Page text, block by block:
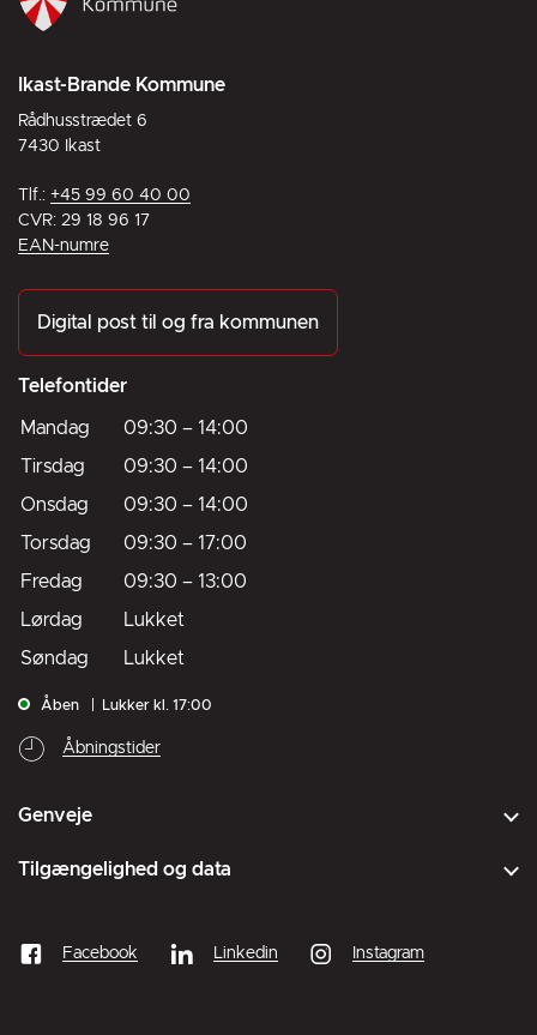
Ikast-Brande Kommune
Rådhusstrædet 6
7430 Ikast
Tlf.: +45 99 60 40 00
CVR: 29 18 96 17
EAN-numre
Digital post til og fra kommunen
Telefontider
Mandag 09:30 – 14:00
Tirsdag
09:30 – 14:00
Onsdag
09:30 – 14:00
Torsdag
09:30 – 17:00
Fredag
09:30 – 13:00
Lørdag
Lukket
Søndag
Lukket
Åben Lukker kl. 17:00
Åbningstider
Genveje
Tilgængelighed og data
Facebook Linkedin Instagram